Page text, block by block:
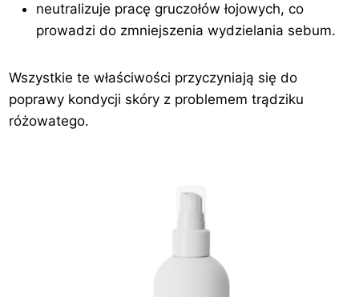
neutralizuje pracę gruczołów łojowych, co
prowadzi do zmniejszenia wydzielania sebum.
Wszystkie te właściwości przyczyniają się do
poprawy kondycji skóry z problemem trądziku
różowatego.